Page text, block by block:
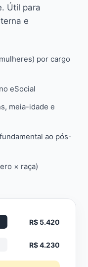
Útil para
e
por cargo
eSocial
meia-idade e
ao pós-
× raça)
R$ 5.420
R$ 4.230